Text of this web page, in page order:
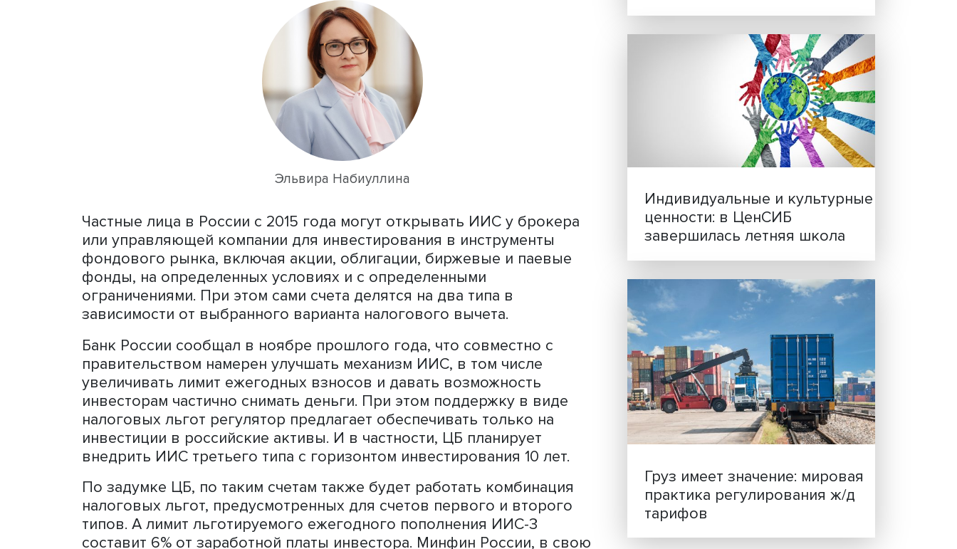
«Экономика переживает структурную перестройку, критически нужны
долгосрочные сбережения, долгосрочные инвестиции. На мой взгляд,
именно сейчас это нужно делать. Не нужно тратить много времени на
то, чтобы бесконечно обсуждать плюсы и минусы. На мой взгляд,
нужно ускорить принятие решений по этому вопросу», — сказала
Эльвира Набиуллина в ходе конференции НАУФОР.
Эльвира Набиуллина
Частные лица в России с 2015 года могут открывать ИИС у брокера
или управляющей компании для инвестирования в инструменты
фондового рынка, включая акции, облигации, биржевые и паевые
фонды, на определенных условиях и с определенными
ограничениями. При этом сами счета делятся на два типа в
зависимости от выбранного варианта налогового вычета.
Иллюзия безопасности:
исследовали влияние
решения врачей
Индивидуальные и
ценности: в ЦенСИБ
завершилась летняя